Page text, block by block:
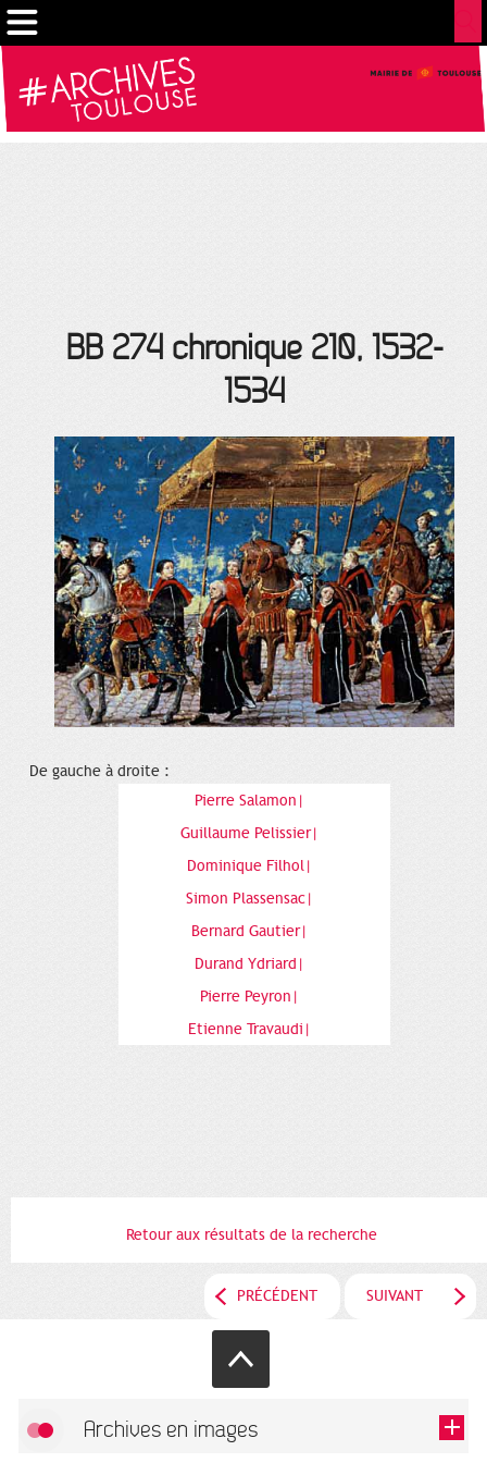
BB 274 chronique 210, 1532-
1534
De gauche à droite :
Pierre Salamon|
Guillaume Pelissier|
Dominique Filhol|
Simon Plassensac|
Bernard Gautier|
Durand Ydriard|
Pierre Peyron|
Etienne Travaudi|
Retour aux résultats de la recherche
PRÉCÉDENT SUIVANT
Archives en images
Gestion de vos préférences sur les cookies